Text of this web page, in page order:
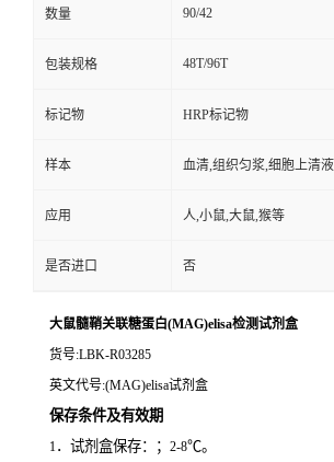
数量 90/42
包装规格 48T/96T
标记物 HRP标记物
样本 血清,组织匀浆,细胞上清液
应用 人,小鼠,大鼠,猴等
是否进口 否
大鼠髓鞘关联糖蛋白(MAG)elisa检测试剂盒
货号:LBK-R03285
英文代号:(MAG)elisa试剂盒
保存条件及有效期
1．试剂盒保存：； 2-8℃。